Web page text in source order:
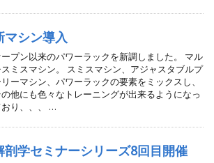
マシン導入
ープン以来のパワーラックを新調しました。 マル
ミスマシン。 スミスマシン、アジャスタブルプ
ーマシン、パワーラックの要素をミックスし、
他にも色々なトレーニングが出来るようになっ
り、、、 …
剖学セミナーシリーズ8回目開催